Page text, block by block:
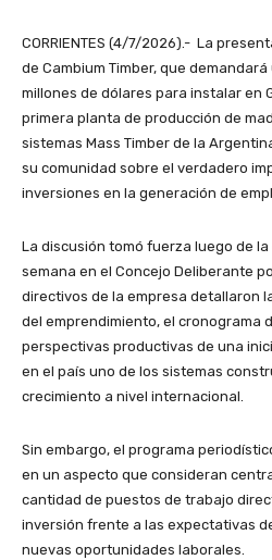
CORRIENTES (4/7/2026).- La
de Cambium Timber, que
millones de dólares para instalar en
primera planta de producción de
sistemas Mass Timber de la
su comunidad sobre el verdadero
inversiones en la generación de
La discusión tomó fuerza luego de
semana en el Concejo Deliberante
directivos de la empresa detallaron
del emprendimiento, el cronograma
perspectivas productivas de una
en el país uno de los sistemas
crecimiento a nivel internacional.
Sin embargo, el programa
en un aspecto que consideran
cantidad de puestos de trabajo
inversión frente a las expectativas
nuevas oportunidades laborales.